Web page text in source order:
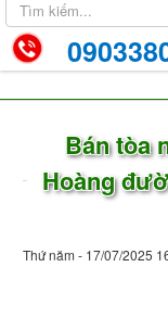
Bán tòa
Hoàng
Thứ năm - 17/07/2025